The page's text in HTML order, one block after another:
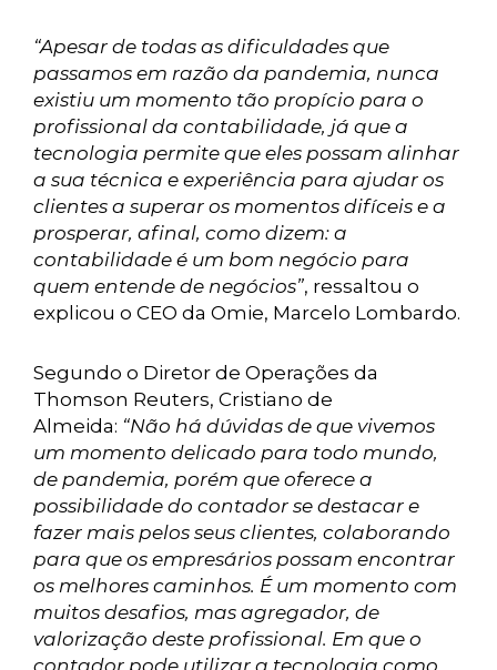
“Apesar de todas as dificuldades que
passamos em razão da pandemia, nunca
existiu um momento tão propício para o
profissional da contabilidade, já que a
tecnologia permite que eles possam alinhar
a sua técnica e experiência para ajudar os
clientes a superar os momentos difíceis e a
prosperar, afinal, como dizem: a
contabilidade é um bom negócio para
quem entende de negócios”, ressaltou o
explicou o CEO da Omie, Marcelo Lombardo.
Segundo o Diretor de Operações da
Thomson Reuters, Cristiano de
Almeida: “Não há dúvidas de que vivemos
um momento delicado para todo mundo,
de pandemia, porém que oferece a
possibilidade do contador se destacar e
fazer mais pelos seus clientes, colaborando
para que os empresários possam encontrar
os melhores caminhos. É um momento com
muitos desafios, mas agregador, de
valorização deste profissional. Em que o